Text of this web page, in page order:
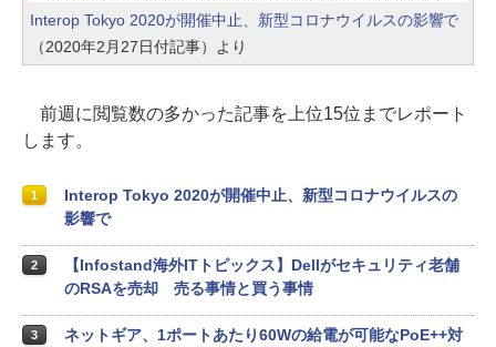
Interop Tokyo 2020が開催中止、新型コロナウイルスの影響で
（2020年2月27日付記事）より
前週に閲覧数の多かった記事を上位15位までレポート
します。
1
Interop Tokyo 2020が開催中止、新型コロナウイルスの
影響で
2
【Infostand海外ITトピックス】Dellがセキュリティ老舗
のRSAを売却 売る事情と買う事情
3
ネットギア、1ポートあたり60Wの給電が可能なPoE++対